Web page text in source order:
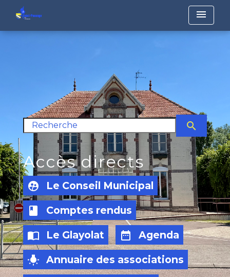
menu
search
Accès directs
supervised_user_circle Le Conseil Municipal
book Comptes rendus
import_contacts Le Glayolat date_range Agenda
wb_incandescent Annuaire des associations